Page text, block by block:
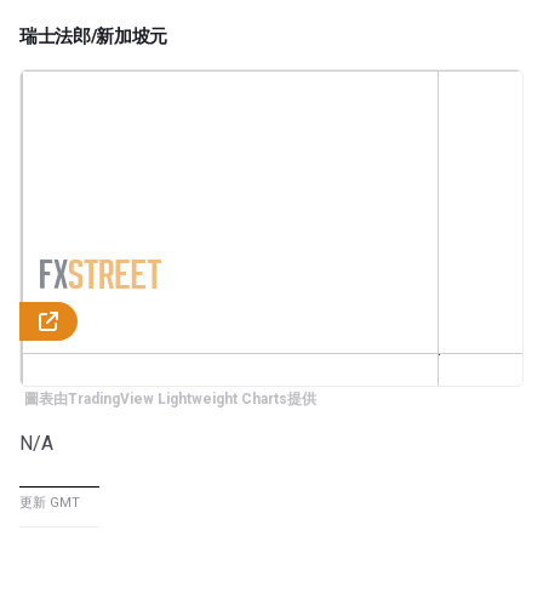
瑞士法郎/新加坡元
圖表由TradingView Lightweight Charts提供
N/A
更新 GMT